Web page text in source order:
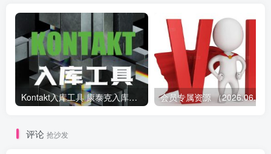
Kontakt入库工具 康泰克入库教程
评论 抢沙发